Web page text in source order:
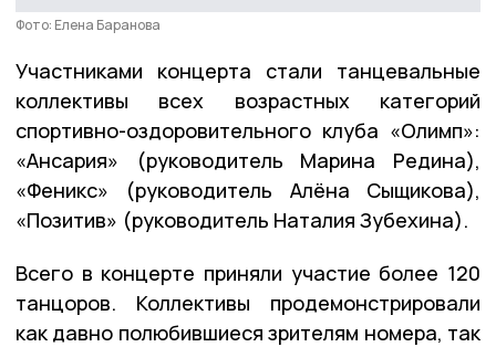
Фото: Елена Баранова
Участниками концерта стали танцевальные
коллективы всех возрастных категорий
спортивно-оздоровительного клуба «Олимп»:
«Ансария» (руководитель Марина Редина),
«Феникс» (руководитель Алёна Сыщикова),
«Позитив» (руководитель Наталия Зубехина).
Всего в концерте приняли участие более 120
танцоров. Коллективы продемонстрировали
как давно полюбившиеся зрителям номера, так